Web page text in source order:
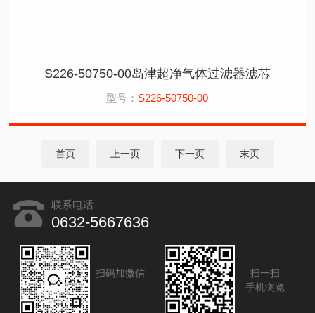
S226-50750-00岛津超净气体过滤器滤芯
型号： S226-50750-00
首页 上一页 下一页 末页
联系电话
0632-5667636
扫码加微信
扫一扫
手机浏览